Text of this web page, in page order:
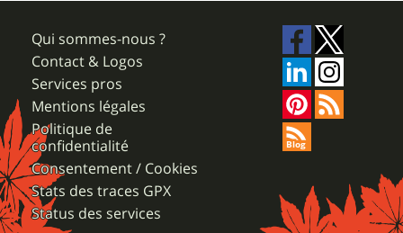
Qui sommes-nous ?
Contact & Logos
Services pros
Mentions légales
Politique de
confidentialité
Consentement / Cookies
Stats des traces GPX
Status des services